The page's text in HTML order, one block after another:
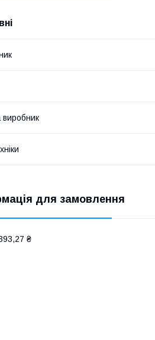
виробник
для замовлення
₴